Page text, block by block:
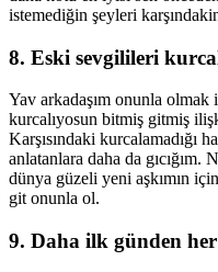
istemediğin şeyleri
8. Eski sevgilileri
Yav arkadaşım onunla olmak
kurcalıyosun bitmiş gitmiş
Karşısındaki kurcalamadığı
anlatanlara daha da
dünya güzeli yeni aşkımın
git onunla ol.
9. Daha ilk günden